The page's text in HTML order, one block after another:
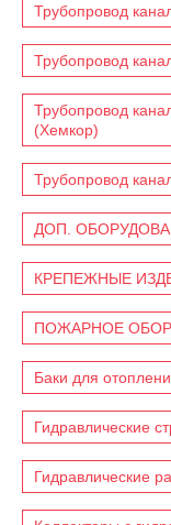
Трубопровод
Трубопровод
Трубопровод
(Хемкор)
Трубопровод
ДОП.
КРЕПЕЖНЫЕ
ПОЖАРНОЕ
Баки для
Гидравлические
Гидравлические